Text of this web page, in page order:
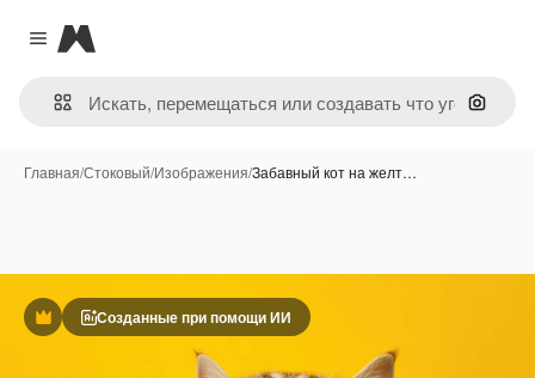
Close menu
Magnific
Поиск
Главная/Стоковый/Изображения/Забавный кот на желт…
ПремиумСозданные при помощи ИИ